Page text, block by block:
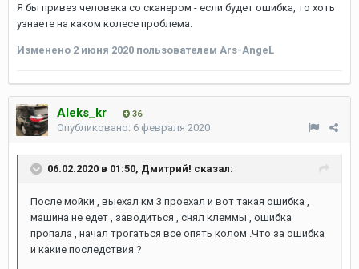
Я бы привез человека со сканером - если будет ошибка, то хоть
узнаете на каком колесе проблема.
Изменено 2 июня 2020 пользователем Ars-AngeL
Aleks_kr 36
Опубликовано: 6 февраля 2020
06.02.2020 в 01:50, Дмитрий! сказал:
После мойки , выехал км 3 проехал и вот такая ошибка ,
машина не едет , заводиться , снял клеммы , ошибка
пропала , начал трогаться все опять колом .Что за ошибка
и какие последствия ?